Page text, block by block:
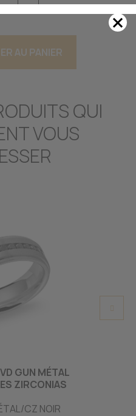
AU PANIER
QUI
VOUS
GUN MÉTAL
ZIRCONIAS
CZ NOIR